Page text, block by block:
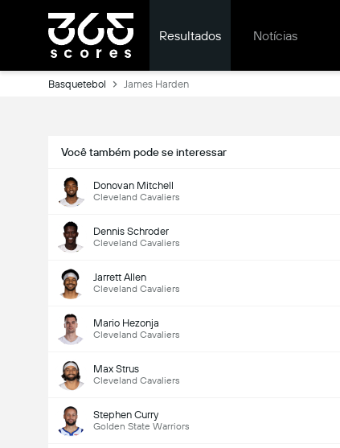
Resultados Notícias
Basquetebol James Harden
Você também pode se interessar
Donovan Mitchell
Cleveland Cavaliers
Dennis Schroder
Cleveland Cavaliers
Jarrett Allen
Cleveland Cavaliers
Mario Hezonja
Cleveland Cavaliers
Max Strus
Cleveland Cavaliers
Stephen Curry
Golden State Warriors